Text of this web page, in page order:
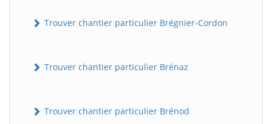
Trouver chantier particulier Brégnier-Cordon
Trouver chantier particulier Brénaz
Trouver chantier particulier Brénod